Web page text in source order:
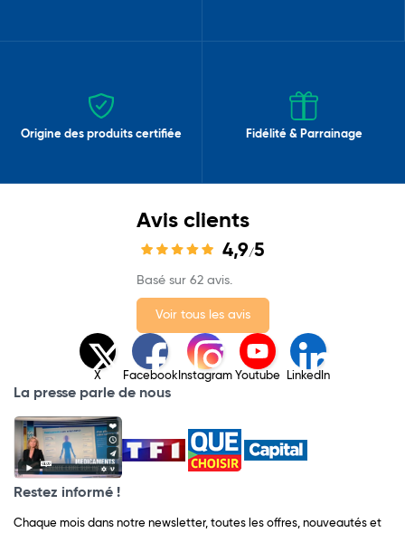
Origine des produits certifiée Fidélité & Parrainage
Avis clients
4,9/5
Basé sur 62 avis.
Voir tous les avis
X Facebook Instagram Youtube LinkedIn
La presse parle de nous
Restez informé !
Chaque mois dans notre newsletter, toutes les offres, nouveautés et